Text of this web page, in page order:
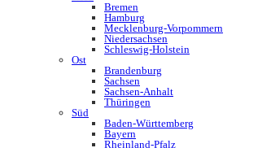
Bremen
Hamburg
Mecklenburg-Vorpommern
Niedersachsen
Schleswig-Holstein
Ost
Brandenburg
Sachsen
Sachsen-Anhalt
Thüringen
Süd
Baden-Württemberg
Bayern
Rheinland-Pfalz